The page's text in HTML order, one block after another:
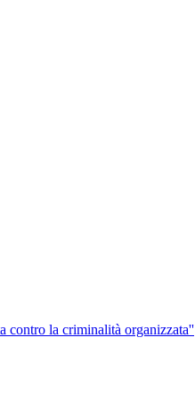
contro la criminalità organizzata''